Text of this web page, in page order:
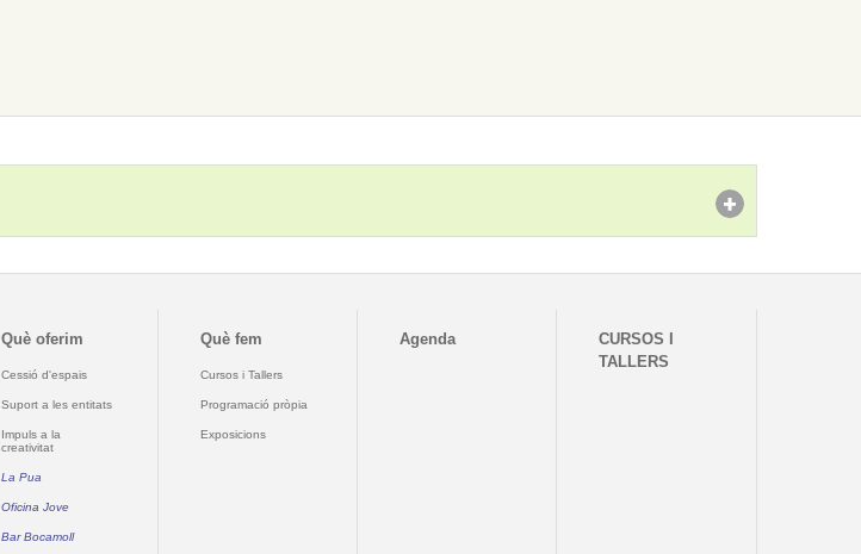
Què oferim
Cessió d'espais
Suport a les entitats
Impuls a la
creativitat
La Pua
Oficina Jove
Bar Bocamoll
Què fem
Cursos i Tallers
Programació pròpia
Exposicions
Agenda
CURSOS I
TALLERS